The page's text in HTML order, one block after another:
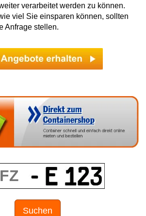
verarbeitet werden zu können.
viel Sie einsparen können, sollten
Anfrage stellen.
Suchen